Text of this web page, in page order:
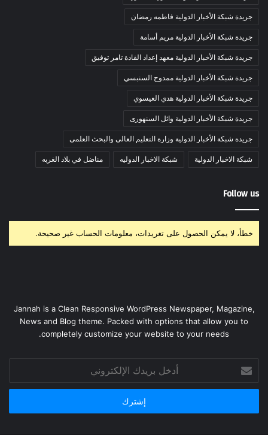
جريدة شبكة الأخبار الدولية فاطمه رمضان
جريدة شبكة الأخبار الدولية مريم أسامة
جريدة شبكة الأخبار الدولية معهد إعداد القادة تامر توفيق
جريدة شبكة الأخبار الدولية ممدوح السنبسي
جريدة شبكة الأخبار الدولية هدي العيسوي
جريدة شبكة الأخبار الدولية وائل السنهورى
جريدة شبكة الأخبار الدولية وزارة التعليم العالى والبحث العلمى
شبكة الاخبار الدولية شبكة الاخبار الدوليه مناضل في بلاد الغربه
Follow us
خطأ، لا يمكن الحصول على تغريدات، معلومات الحساب غير صحيحة.
Jannah is a Clean Responsive WordPress Newspaper, Magazine,
News and Blog theme. Packed with options that allow you to
completely customize your website to your needs.
بريدك
الإلكتروني